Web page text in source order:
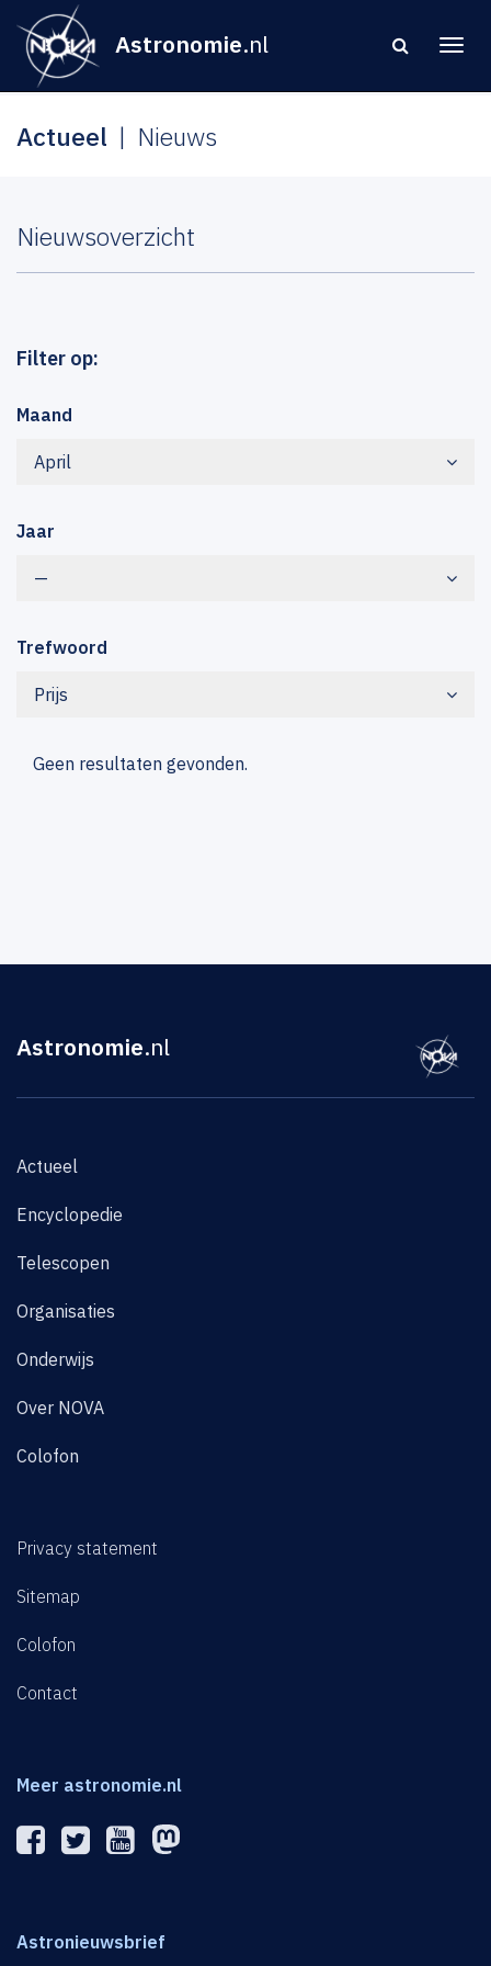
Astronomie.nl
Actueel Nieuws
Nieuwsoverzicht
Filter op:
Maand
April
Jaar
—
Trefwoord
Prijs
Geen resultaten gevonden.
Astronomie.nl
Actueel
Encyclopedie
Telescopen
Organisaties
Onderwijs
Over NOVA
Colofon
Privacy statement
Sitemap
Colofon
Contact
Meer astronomie.nl
Astronieuwsbrief